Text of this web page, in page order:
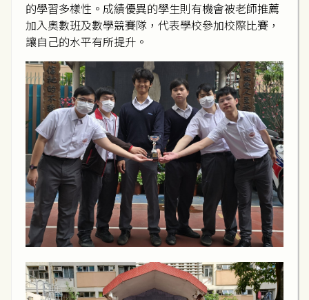
的學習多樣性。成績優異的學生則有機會被老師推薦
加入奧數班及數學競賽隊，代表學校參加校際比賽，
讓自己的水平有所提升。